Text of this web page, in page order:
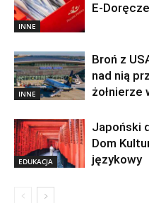
INNE
E-
INNE
Broń z
nad nią
żołnierze
EDUKACJA
Japoński
Dom
językowy